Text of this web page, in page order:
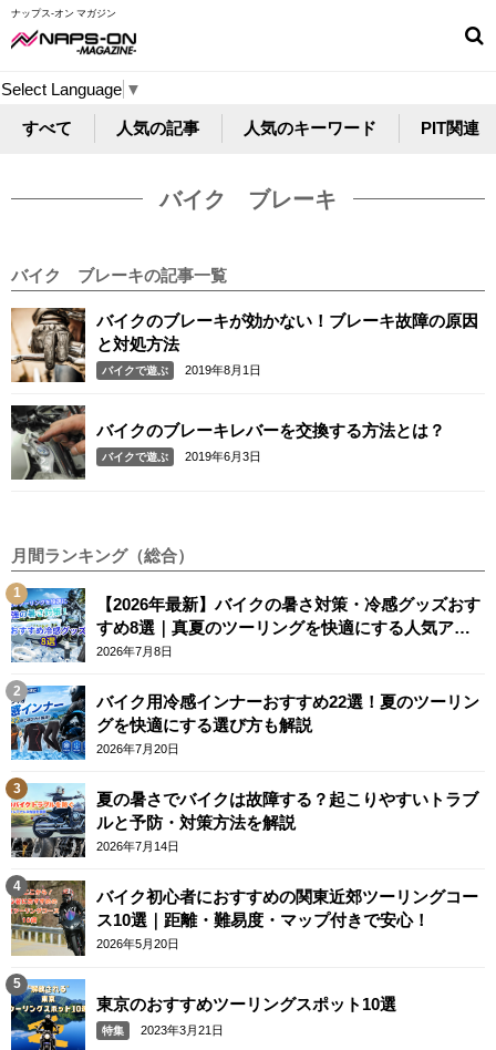
ナップス-オン マガジン
Select Language ▼
すべて 人気の記事 人気のキーワード PIT関連
バイク ブレーキ
バイク ブレーキの記事一覧
バイクのブレーキが効かない！ブレーキ故障の原因
と対処方法
バイクで遊ぶ 2019年8月1日
バイクのブレーキレバーを交換する方法とは？
バイクで遊ぶ 2019年6月3日
月間ランキング（総合）
【2026年最新】バイクの暑さ対策・冷感グッズおす
すめ8選｜真夏のツーリングを快適にする人気アイ
テム
2026年7月8日
バイク用冷感インナーおすすめ22選！夏のツーリン
グを快適にする選び方も解説
2026年7月20日
夏の暑さでバイクは故障する？起こりやすいトラブ
ルと予防・対策方法を解説
2026年7月14日
バイク初心者におすすめの関東近郊ツーリングコー
ス10選｜距離・難易度・マップ付きで安心！
2026年5月20日
東京のおすすめツーリングスポット10選
特集 2023年3月21日